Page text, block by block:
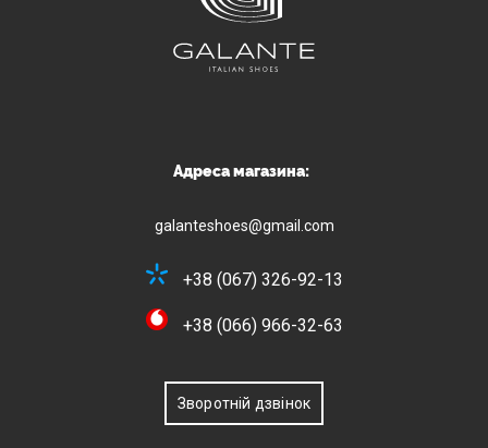
Адреса магазина:
galanteshoes@gmail.com
+38 (067) 326-92-13
+38 (066) 966-32-63
Зворотній дзвінок